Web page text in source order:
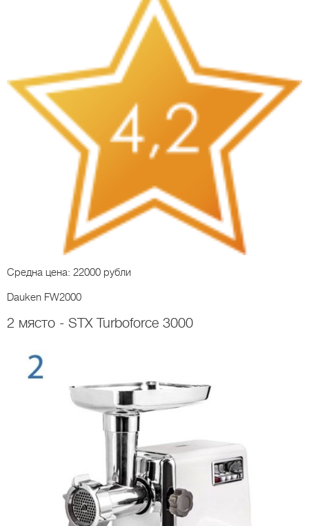
Средна цена: 22000 рубли
Dauken FW2000
2 място - STX Turboforce 3000